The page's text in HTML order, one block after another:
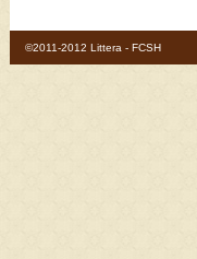
©2011-2012 Littera - FCSH